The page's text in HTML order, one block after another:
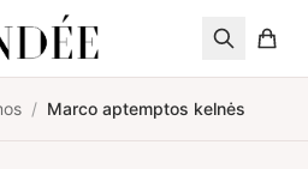
/ Marco aptemptos kelnės